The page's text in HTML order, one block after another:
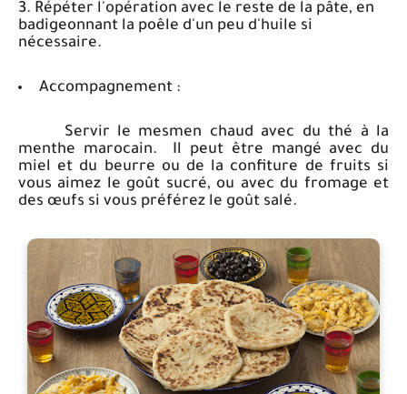
3. Répéter l'opération avec le reste de la pâte, en
badigeonnant la poêle d'un peu d'huile si
nécessaire.
Accompagnement :
Servir le mesmen chaud avec du thé à la
menthe marocain.
Il peut être mangé avec du
miel et du beurre ou de la confiture de fruits si
vous aimez le goût sucré, ou avec du fromage et
des œufs si vous préférez le goût salé.